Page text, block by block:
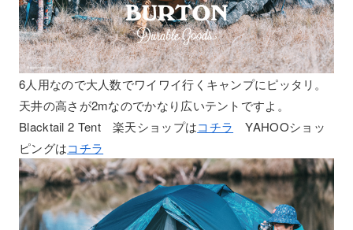
6人用なので大人数でワイワイ行くキャンプにピッタリ。
天井の高さが2mなのでかなり広いテントですよ。
Blacktail 2 Tent 楽天ショップはコチラ
YAHOOショッ
ピングはコチラ